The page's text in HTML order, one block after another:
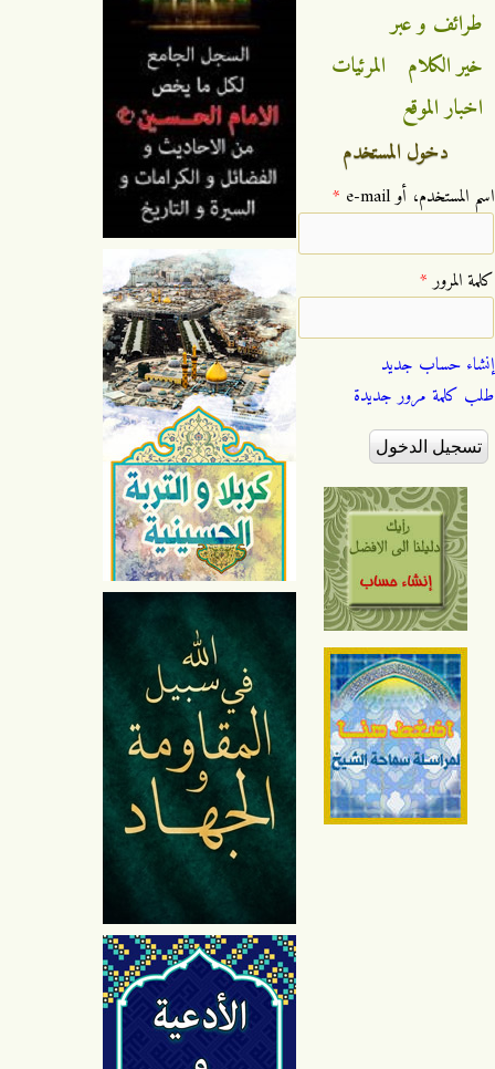
طرائف و عبر
خير الكلام
المرئيات
اخبار الموقع
دخول المستخدم
‏اسم المستخدم، أو e-mail ‏ *
‏كلمة المرور ‏*
إنشاء حساب جديد
طلب كلمة مرور جديدة